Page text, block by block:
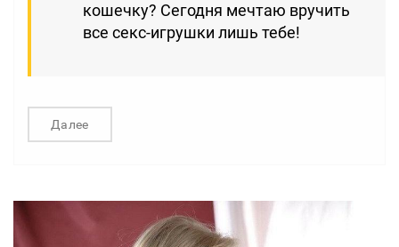
кошечку? Сегодня мечтаю вручить
все секс-игрушки лишь тебе!
Далее